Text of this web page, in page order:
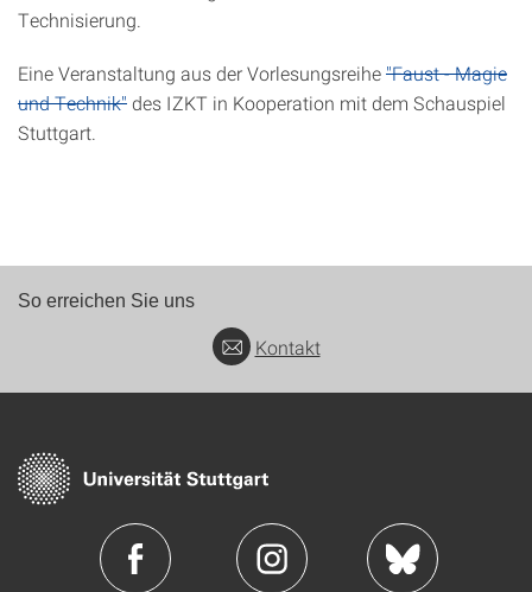
Technisierung.
Eine Veranstaltung aus der Vorlesungsreihe"Faust - Magie
und Technik"des IZKT in Kooperation mit dem Schauspiel
Stuttgart.
So erreichen Sie uns
Kontakt